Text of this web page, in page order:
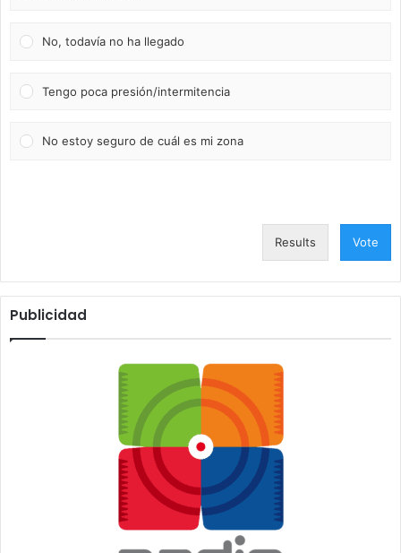
No, todavía no ha llegado
Tengo poca presión/intermitencia
No estoy seguro de cuál es mi zona
Results Vote
Publicidad